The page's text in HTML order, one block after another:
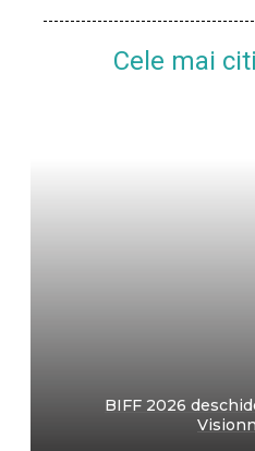
Cele mai
BIFF 2026